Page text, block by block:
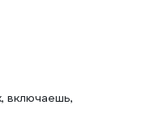
включаешь,